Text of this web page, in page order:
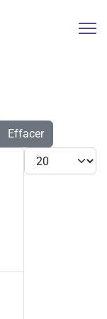
Effacer
Afficher #